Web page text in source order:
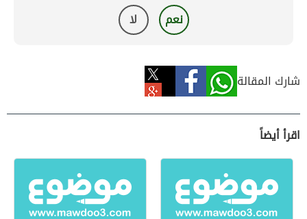
نعم لا
شارك المقالة
اقرأ أيضاً